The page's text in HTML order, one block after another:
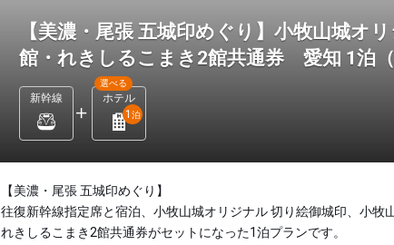
【美濃・尾張 五城印めぐり】小牧山城オ
館・れきしるこまき2館共通券 愛知 1泊（
新幹線 ホテル
選べる
1 泊
【美濃・尾張 五城印めぐり】
往復新幹線指定席と宿泊、小牧山城オリジナル 切り絵御城印、小牧
れきしるこまき2館共通券がセットになった1泊プランです。